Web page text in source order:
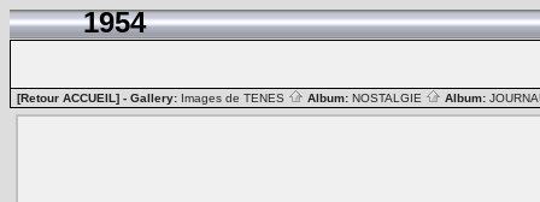
1954
[Retour ACCUEIL] - Gallery: Images de TENES Album: NOSTALGIE Album: